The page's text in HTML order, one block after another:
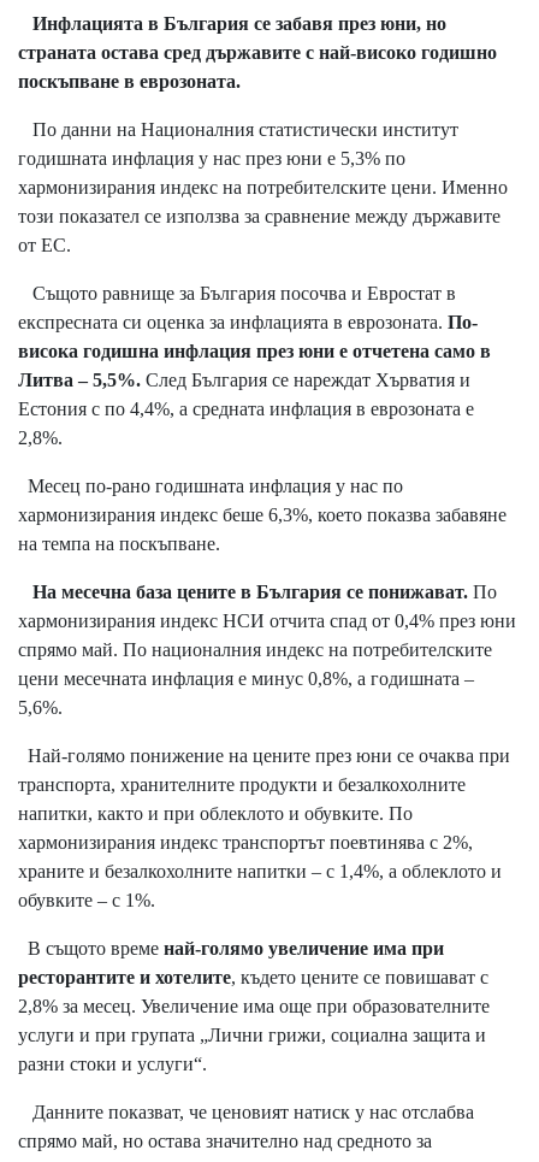
Инфлацията в България се забавя през юни, но
страната остава сред държавите с най-високо годишно
поскъпване в еврозоната.
По данни на Националния статистически институт
годишната инфлация у нас през юни е 5,3% по
хармонизирания индекс на потребителските цени. Именно
този показател се използва за сравнение между държавите
от ЕС.
Същото равнище за България посочва и Евростат в
експресната си оценка за инфлацията в еврозоната. По-
висока годишна инфлация през юни е отчетена само в
Литва – 5,5%. След България се нареждат Хърватия и
Естония с по 4,4%, а средната инфлация в еврозоната е
2,8%.
Месец по-рано годишната инфлация у нас по
хармонизирания индекс беше 6,3%, което показва забавяне
на темпа на поскъпване.
На месечна база цените в България се понижават. По
хармонизирания индекс НСИ отчита спад от 0,4% през юни
спрямо май. По националния индекс на потребителските
цени месечната инфлация е минус 0,8%, а годишната –
5,6%.
Най-голямо понижение на цените през юни се очаква при
транспорта, хранителните продукти и безалкохолните
напитки, както и при облеклото и обувките. По
хармонизирания индекс транспортът поевтинява с 2%,
храните и безалкохолните напитки – с 1,4%, а облеклото и
обувките – с 1%.
В същото време най-голямо увеличение има при
ресторантите и хотелите, където цените се повишават с
2,8% за месец. Увеличение има още при образователните
услуги и при групата „Лични грижи, социална защита и
разни стоки и услуги“.
Данните показват, че ценовият натиск у нас отслабва
спрямо май, но остава значително над средното за